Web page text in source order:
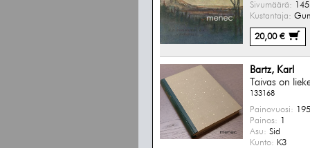
Sivumäärä:
Kustantaja:
20,00 €
Bartz, Karl
Taivas on
133168
Painovuosi:
Painos: 1
Asu: Sid
Kunto: K3